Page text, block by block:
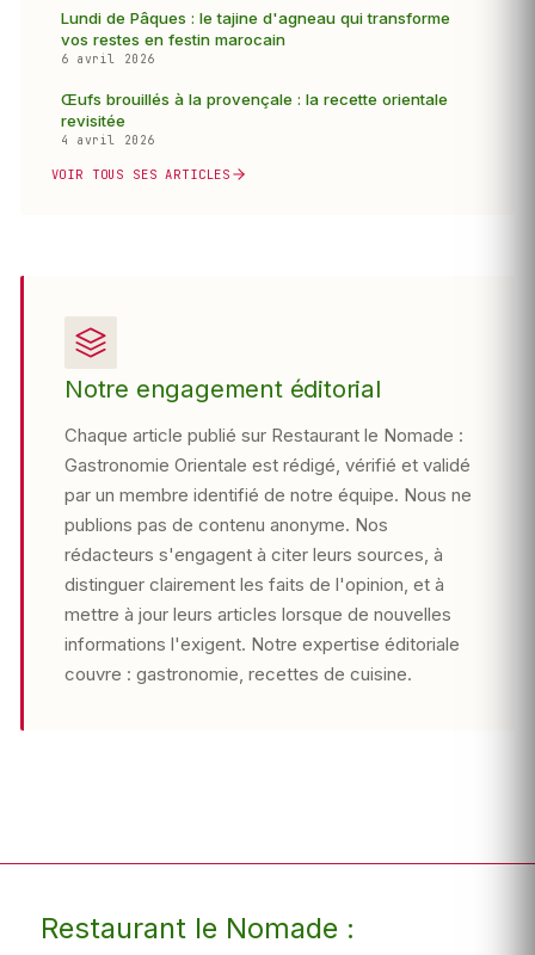
Lundi de Pâques : le tajine d'agneau qui transforme
vos restes en festin marocain
6 avril 2026
Œufs brouillés à la provençale : la recette orientale
revisitée
4 avril 2026
VOIR TOUS SES ARTICLES
Notre engagement éditorial
Chaque article publié sur Restaurant le Nomade :
Gastronomie Orientale est rédigé, vérifié et validé
par un membre identifié de notre équipe. Nous ne
publions pas de contenu anonyme. Nos
rédacteurs s'engagent à citer leurs sources, à
distinguer clairement les faits de l'opinion, et à
mettre à jour leurs articles lorsque de nouvelles
informations l'exigent. Notre expertise éditoriale
couvre : gastronomie, recettes de cuisine.
Restaurant le Nomade :